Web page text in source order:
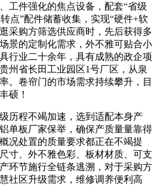
件强化的焦点设备，配套“省级
点”配件储蓄收集，实现“硬件+软
采购方筛选供应商时，先后获得多
景的定制化需求，外不雅可贴合小
行业二十余年，具有成熟的政企项
州省长田工业园区1号厂区，从泉
。卷帘门的市场需求持续攀升，目
硕！
程不竭加速，选到适配本身产
单板厂家保举，确保产质量量靠得
况处置的质量要求都正在不竭提
寸、外不雅色彩、板材材质、可支
环节施行全链条逃溯，对于采购方
社区升级需求，维修调养便利高